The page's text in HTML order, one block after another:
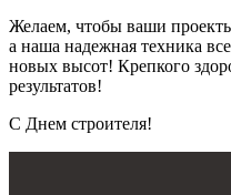
Желаем, чтобы ваши
а наша надежная техника
новых высот! Крепкого
результатов!
С Днем строителя!